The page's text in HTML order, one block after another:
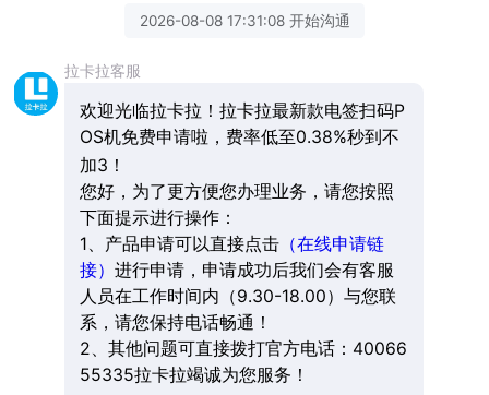
2026-08-08 17:31:08 开始沟通
拉卡拉客服
欢迎光临拉卡拉！拉卡拉最新款电签扫码P
OS机免费申请啦，费率低至0.38%秒到不
加3！
您好，为了更方便您办理业务，请您按照
下面提示进行操作：
1、产品申请可以直接点击（在线申请链
接） 进行申请，申请成功后我们会有客服
人员在工作时间内（9.30-18.00）与您联
系，请您保持电话畅通！
2、其他问题可直接拨打官方电话：40066
55335拉卡拉竭诚为您服务！